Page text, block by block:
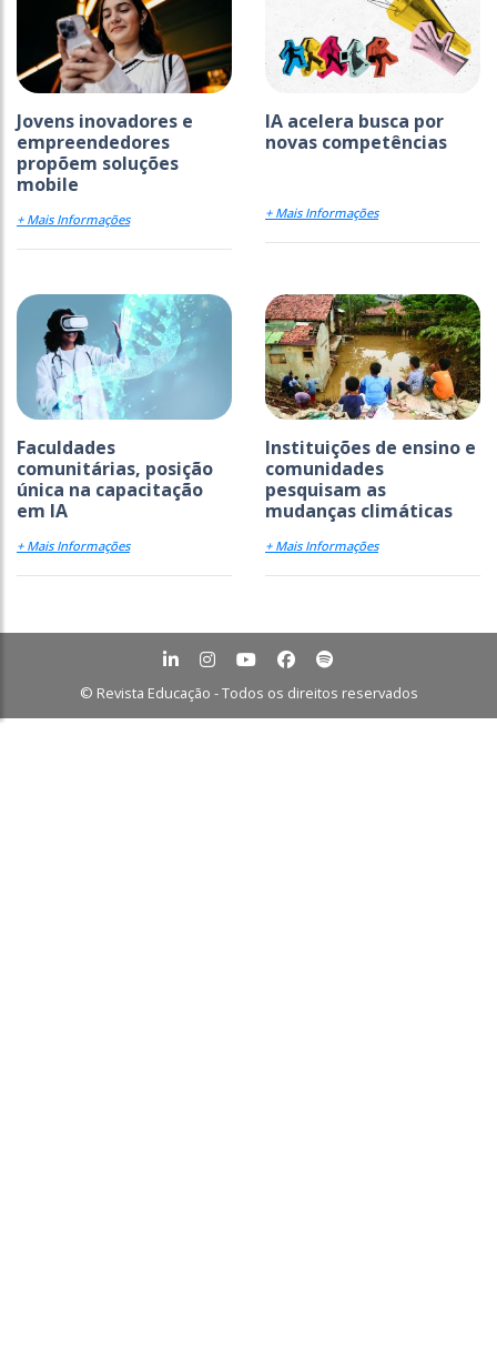
Jovens inovadores e
empreendedores
propõem soluções
mobile
+ Mais Informações
IA acelera busca por
novas competências
+ Mais Informações
Faculdades
comunitárias, posição
única na capacitação
em IA
+ Mais Informações
Instituições de ensino e
comunidades
pesquisam as
mudanças climáticas
+ Mais Informações
© Revista Educação - Todos os direitos reservados